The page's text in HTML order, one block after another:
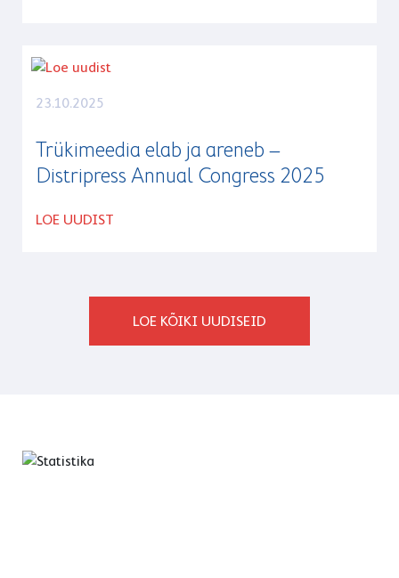
23.10.2025
Trükimeedia elab ja areneb –
Distripress Annual Congress 2025
LOE UUDIST
LOE KÕIKI UUDISEID